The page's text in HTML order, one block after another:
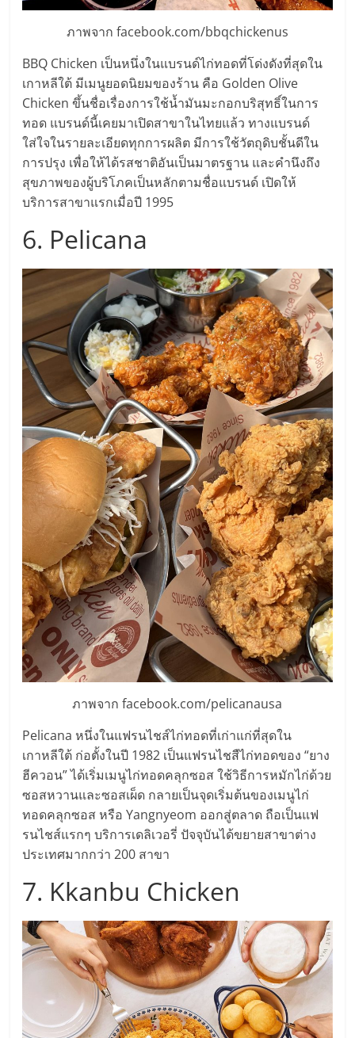
ปรึกษา
ไชส์,
รวม
แฟ
รน
ไชส์
ขาย
แฟ
รน
แฟ
ไชส์
ขาย
หน้า
บ้าน
ลงทุน
น้อย
ไว,
ปรึกษา
การ
และ
ขยาย
สา
ขา
แฟ
รน
ไชส์,
ศูนย์
รวม
ไชส์
พร้อม
ทำเล
สำหรับ
เปิด
ร้าน
ปรึกษา
บริการ
ระบบ
แฟ
รน
ภาพจาก facebook.com/bbqchickenus
BBQ Chicken เป็นหนึ่งในแบรนด์ไก่ทอดที่โด่งดังที่สุดใน
เกาหลีใต้ มีเมนูยอดนิยมของร้าน คือ Golden Olive
Chicken ขึ้นชื่อเรื่องการใช้น้ำมันมะกอกบริสุทธิ์ในการ
ทอด แบรนด์นี้เคยมาเปิดสาขาในไทยแล้ว ทางแบรนด์
ใส่ใจในรายละเอียดทุกการผลิต มีการใช้วัตถุดิบชั้นดีใน
การปรุง เพื่อให้ได้รสชาติอันเป็นมาตรฐาน และคำนึงถึง
สุขภาพของผู้บริโภคเป็นหลักตามชื่อแบรนด์ เปิดให้
บริการสาขาแรกเมื่อปี 1995
6. Pelicana
ภาพจาก facebook.com/pelicanausa
Pelicana หนึ่งในแฟรนไชส์ไก่ทอดที่เก่าแก่ที่สุดใน
เกาหลีใต้ ก่อตั้งในปี 1982 เป็นแฟรนไชสืไก่ทอดของ “ยาง
ฮีควอน” ได้เริ่มเมนูไก่ทอดคลุกซอส ใช้วิธีการหมักไก่ด้วย
ซอสหวานและซอสเผ็ด กลายเป็นจุดเริ่มต้นของเมนูไก่
ทอดคลุกซอส หรือ Yangnyeom ออกสู่ตลาด ถือเป็นแฟ
รนไชส์แรกๆ บริการเดลิเวอรี่ ปัจจุบันได้ขยายสาขาต่าง
ประเทศมากกว่า 200 สาขา
7. Kkanbu Chicken